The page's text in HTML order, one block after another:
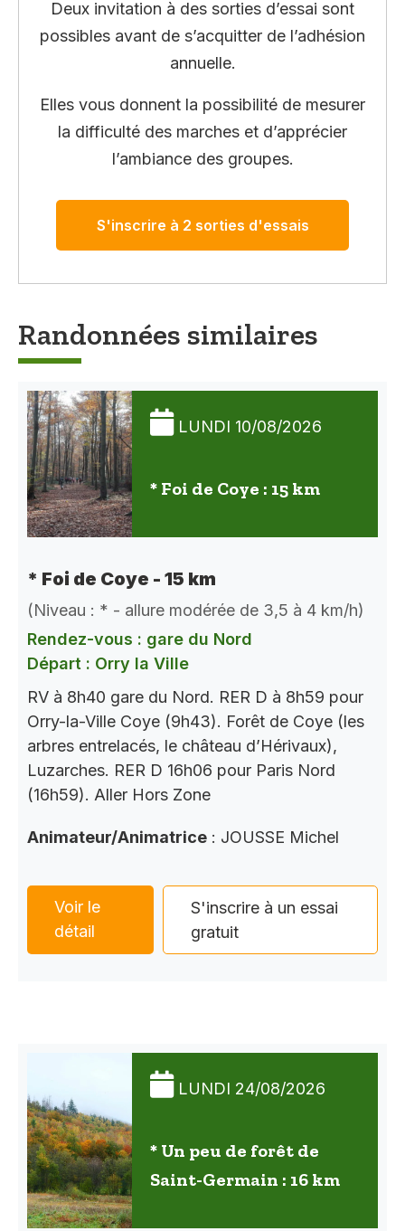
Deux invitation à des sorties d’essai sont
possibles avant de s’acquitter de l’adhésion
annuelle.
Elles vous donnent la possibilité de mesurer
la difficulté des marches et d’apprécier
l’ambiance des groupes.
S'inscrire à 2 sorties d'essais
Randonnées similaires
LUNDI 10/08/2026
* Foi de Coye : 15 km
* Foi de Coye - 15 km
(Niveau : * - allure modérée de 3,5 à 4 km/h)
Rendez-vous : gare du Nord
Départ : Orry la Ville
RV à 8h40 gare du Nord. RER D à 8h59 pour
Orry-la-Ville Coye (9h43). Forêt de Coye (les
arbres entrelacés, le château d’Hérivaux),
Luzarches. RER D 16h06 pour Paris Nord
(16h59). Aller Hors Zone
Animateur/Animatrice : JOUSSE Michel
Voir le
détail
S'inscrire à un essai
gratuit
LUNDI 24/08/2026
* Un peu de forêt de
Saint-Germain : 16 km